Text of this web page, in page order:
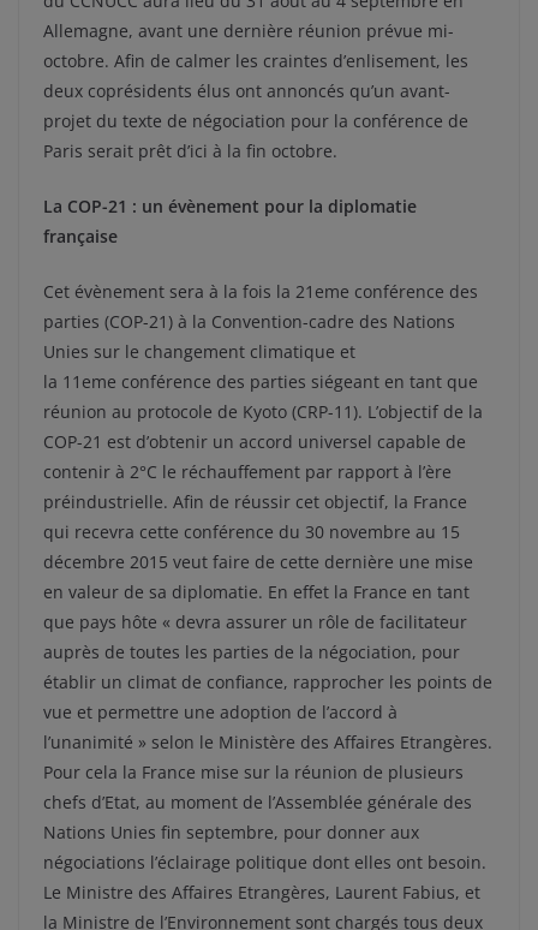
Allemagne, avant une dernière réunion prévue mi-
octobre. Afin de calmer les craintes d’enlisement, les
deux coprésidents élus ont annoncés qu’un avant-
projet du texte de négociation pour la conférence de
Paris serait prêt d’ici à la fin octobre.
La COP-21 : un évènement pour la diplomatie
française
Cet évènement sera à la fois la 21eme conférence des
parties (COP-21) à la Convention-cadre des Nations
Unies sur le changement climatique et
la 11eme conférence des parties siégeant en tant que
réunion au protocole de Kyoto (CRP-11). L’objectif de la
COP-21 est d’obtenir un accord universel capable de
contenir à 2°C le réchauffement par rapport à l’ère
préindustrielle. Afin de réussir cet objectif, la France
qui recevra cette conférence du 30 novembre au 15
décembre 2015 veut faire de cette dernière une mise
en valeur de sa diplomatie. En effet la France en tant
que pays hôte « devra assurer un rôle de facilitateur
auprès de toutes les parties de la négociation, pour
établir un climat de confiance, rapprocher les points de
vue et permettre une adoption de l’accord à
l’unanimité » selon le Ministère des Affaires Etrangères.
Pour cela la France mise sur la réunion de plusieurs
chefs d’Etat, au moment de l’Assemblée générale des
Nations Unies fin septembre, pour donner aux
négociations l’éclairage politique dont elles ont besoin.
Le Ministre des Affaires Etrangères, Laurent Fabius, et
la Ministre de l’Environnement sont chargés tous deux